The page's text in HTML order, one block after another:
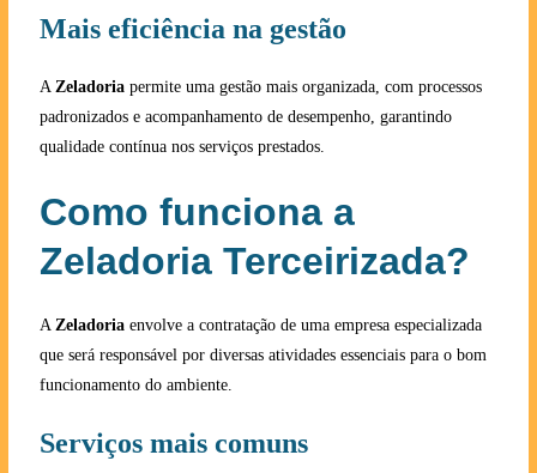
Mais eficiência na gestão
A Zeladoria permite uma gestão mais organizada, com processos
padronizados e acompanhamento de desempenho, garantindo
qualidade contínua nos serviços prestados.
Como funciona a
Zeladoria Terceirizada?
A Zeladoria envolve a contratação de uma empresa especializada
que será responsável por diversas atividades essenciais para o bom
funcionamento do ambiente.
Serviços mais comuns